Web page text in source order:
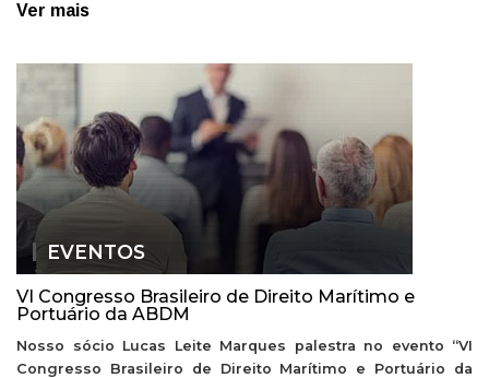
Ver mais
EVENTOS
VI Congresso Brasileiro de Direito Marítimo e
Portuário da ABDM
Nosso sócio Lucas Leite Marques palestra no evento “VI
Congresso Brasileiro de Direito Marítimo e Portuário da